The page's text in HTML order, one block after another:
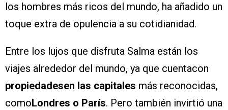
los hombres más ricos del mundo, ha añadido un
toque extra de opulencia a su cotidianidad.
Entre los lujos que disfruta Salma están los
viajes alrededor del mundo, ya que cuentacon
propiedadesen las capitales más reconocidas,
comoLondres o París. Pero también invirtió una